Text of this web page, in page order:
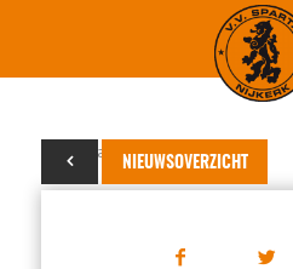
NIEUWSOVERZICHT
07 januari 2025